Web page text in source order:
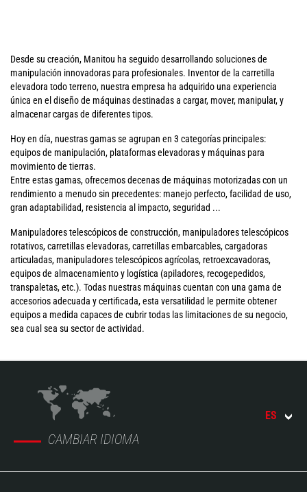
Desde su creación, Manitou ha seguido desarrollando soluciones de
manipulación innovadoras para profesionales. Inventor de la carretilla
elevadora todo terreno, nuestra empresa ha adquirido una experiencia
única en el diseño de máquinas destinadas a cargar, mover, manipular, y
almacenar cargas de diferentes tipos.
Hoy en día, nuestras gamas se agrupan en 3 categorías principales:
equipos de manipulación, plataformas elevadoras y máquinas para
movimiento de tierras.
Entre estas gamas, ofrecemos decenas de máquinas motorizadas con un
rendimiento a menudo sin precedentes: manejo perfecto, facilidad de uso,
gran adaptabilidad, resistencia al impacto, seguridad ...
Manipuladores telescópicos de construcción, manipuladores telescópicos
rotativos, carretillas elevadoras, carretillas embarcables, cargadoras
articuladas, manipuladores telescópicos agrícolas, retroexcavadoras,
equipos de almacenamiento y logística (apiladores, recogepedidos,
transpaletas, etc.). Todas nuestras máquinas cuentan con una gama de
accesorios adecuada y certificada, esta versatilidad le permite obtener
equipos a medida capaces de cubrir todas las limitaciones de su negocio,
sea cual sea su sector de actividad.
CAMBIAR IDIOMA
ES